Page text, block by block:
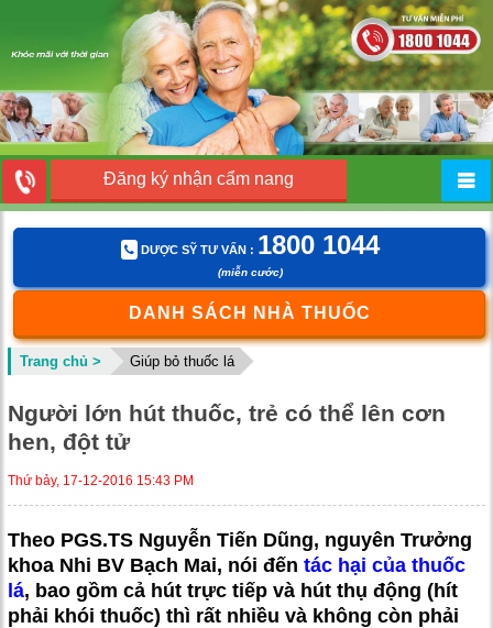
Đăng ký nhận cẩm nang
DƯỢC SỸ TƯ VẤN : 1800 1044
(miễn cước)
DANH SÁCH NHÀ THUỐC
Trang chủ > Giúp bỏ thuốc lá
Người lớn hút thuốc, trẻ có thể lên cơn
hen, đột tử
Thứ bảy, 17-12-2016 15:43 PM
Theo PGS.TS Nguyễn Tiến Dũng, nguyên Trưởng
khoa Nhi BV Bạch Mai, nói đến tác hại của thuốc
lá, bao gồm cả hút trực tiếp và hút thụ động (hít
phải khói thuốc) thì rất nhiều và không còn phải